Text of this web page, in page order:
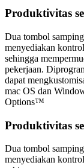
Produktivitas
Dua tombol
menyediakan
sehingga
pekerjaan.
dapat
mac OS dan
Options™
Produktivitas
Dua tombol
menyediakan